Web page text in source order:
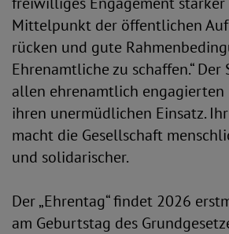
Mittelpunkt der öffentlichen
rücken und gute
Ehrenamtliche zu schaffen.“ Der
allen ehrenamtlich
ihren unermüdlichen Einsatz.
macht die Gesellschaft
und solidarischer.
Der „Ehrentag“ findet 2026
am Geburtstag des